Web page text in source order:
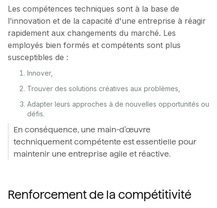
Les compétences techniques sont à la base de
l'innovation et de la capacité d'une entreprise à réagir
rapidement aux changements du marché. Les
employés bien formés et compétents sont plus
susceptibles de :
Innover,
Trouver des solutions créatives aux problèmes,
Adapter leurs approches à de nouvelles opportunités ou
défis.
En conséquence, une main-d'œuvre
techniquement compétente est essentielle pour
maintenir une entreprise agile et réactive.
Renforcement de la compétitivité